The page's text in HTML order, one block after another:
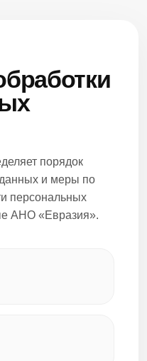
порядок
и меры по
персональных
АНО «Евразия».